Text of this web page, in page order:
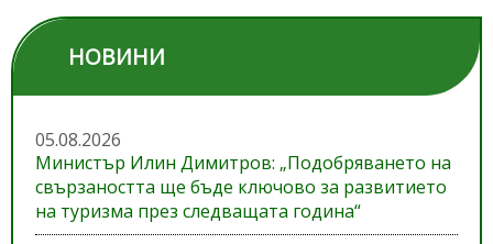
НОВИНИ
05.08.2026
Министър Илин Димитров: „Подобряването на
свързаността ще бъде ключово за развитието
на туризма през следващата година“